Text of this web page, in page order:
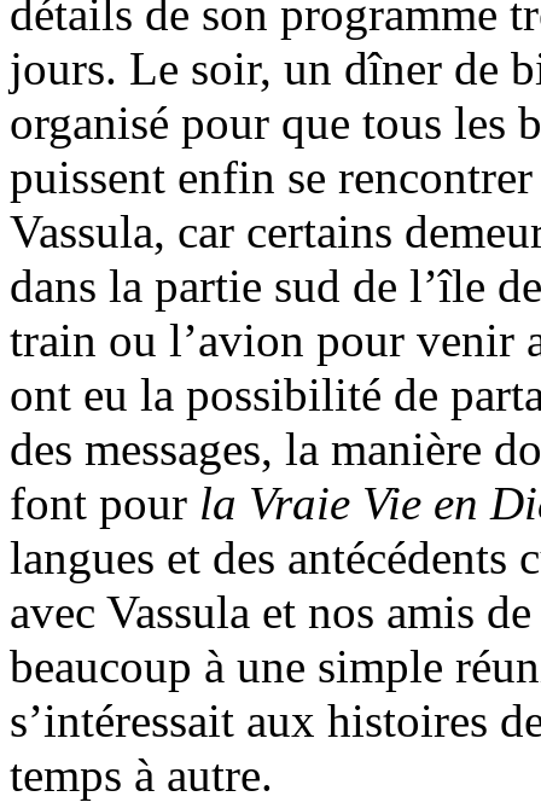
détails de son programme
jours. Le soir, un dîner de
organisé pour que tous les
puissent enfin se
Vassula, car certains
dans la partie sud de l’île
train ou l’avion pour venir
ont eu la possibilité de
des messages, la manière
font pour la Vraie Vie en
langues et des
avec Vassula et nos amis
beaucoup à une simple
s’intéressait aux histoires
temps à autre.